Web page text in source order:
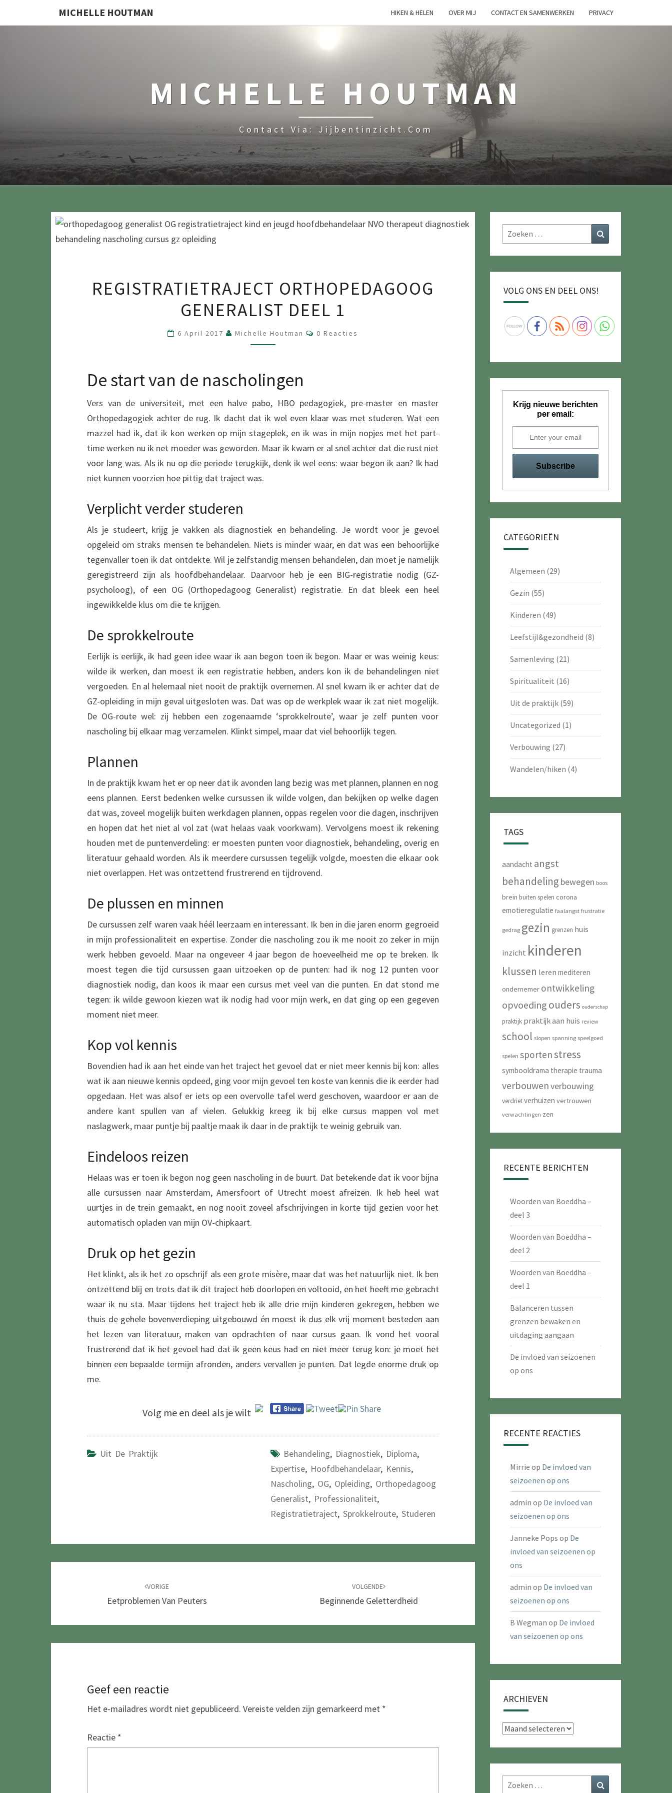
MICHELLE HOUTMAN HIKEN & HELEN OVER MIJ CONTACT EN SAMENWERKEN PRIVACY
MICHELLE HOUTMAN
Contact Via: Jijbentinzicht.com
ORTHOPEDAGOOG
GENERALIST
DEEL
1
REGISTRATIETRAJECT ORTHOPEDAGOOG
GENERALIST DEEL 1
6 April 2017 Michelle Houtman Reacties
0 Reacties
De start van de nascholingen
Vers van de universiteit, met een halve pabo, HBO pedagogiek, pre-master en master
Orthopedagogiek achter de rug. Ik dacht dat ik wel even klaar was met studeren. Wat een
mazzel had ik, dat ik kon werken op mijn stageplek, en ik was in mijn nopjes met het part-
time werken nu ik net moeder was geworden. Maar ik kwam er al snel achter dat die rust niet
voor lang was. Als ik nu op die periode terugkijk, denk ik wel eens: waar begon ik aan? Ik had
niet kunnen voorzien hoe pittig dat traject was.
Verplicht verder studeren
Als je studeert, krijg je vakken als diagnostiek en behandeling. Je wordt voor je gevoel
opgeleid om straks mensen te behandelen. Niets is minder waar, en dat was een behoorlijke
tegenvaller toen ik dat ontdekte. Wil je zelfstandig mensen behandelen, dan moet je namelijk
geregistreerd zijn als hoofdbehandelaar. Daarvoor heb je een BIG-registratie nodig (GZ-
psycholoog), of een OG (Orthopedagoog Generalist) registratie. En dat bleek een heel
ingewikkelde klus om die te krijgen.
De sprokkelroute
Eerlijk is eerlijk, ik had geen idee waar ik aan begon toen ik begon. Maar er was weinig keus:
wilde ik werken, dan moest ik een registratie hebben, anders kon ik de behandelingen niet
vergoeden. En al helemaal niet nooit de praktijk overnemen. Al snel kwam ik er achter dat de
GZ-opleiding in mijn geval uitgesloten was. Dat was op de werkplek waar ik zat niet mogelijk.
De OG-route wel: zij hebben een zogenaamde ‘sprokkelroute’, waar je zelf punten voor
nascholing bij elkaar mag verzamelen. Klinkt simpel, maar dat viel behoorlijk tegen.
Plannen
In de praktijk kwam het er op neer dat ik avonden lang bezig was met plannen, plannen en nog
eens plannen. Eerst bedenken welke cursussen ik wilde volgen, dan bekijken op welke dagen
dat was, zoveel mogelijk buiten werkdagen plannen, oppas regelen voor die dagen, inschrijven
en hopen dat het niet al vol zat (wat helaas vaak voorkwam). Vervolgens moest ik rekening
houden met de puntenverdeling: er moesten punten voor diagnostiek, behandeling, overig en
literatuur gehaald worden. Als ik meerdere cursussen tegelijk volgde, moesten die elkaar ook
niet overlappen. Het was ontzettend frustrerend en tijdrovend.
De plussen en minnen
De cursussen zelf waren vaak héél leerzaam en interessant. Ik ben in die jaren enorm gegroeid
in mijn professionaliteit en expertise. Zonder die nascholing zou ik me nooit zo zeker in mijn
werk hebben gevoeld. Maar na ongeveer 4 jaar begon de hoeveelheid me op te breken. Ik
moest tegen die tijd cursussen gaan uitzoeken op de punten: had ik nog 12 punten voor
diagnostiek nodig, dan koos ik maar een cursus met veel van die punten. En dat stond me
tegen: ik wilde gewoon kiezen wat ik nodig had voor mijn werk, en dat ging op een gegeven
moment niet meer.
Kop vol kennis
Bovendien had ik aan het einde van het traject het gevoel dat er niet meer kennis bij kon: alles
wat ik aan nieuwe kennis opdeed, ging voor mijn gevoel ten koste van kennis die ik eerder had
opgedaan. Het was alsof er iets op een overvolle tafel werd geschoven, waardoor er aan de
andere kant spullen van af vielen. Gelukkig kreeg ik bij elke cursus mappen vol met
naslagwerk, maar puntje bij paaltje maak ik daar in de praktijk te weinig gebruik van.
Eindeloos reizen
Helaas was er toen ik begon nog geen nascholing in de buurt. Dat betekende dat ik voor bijna
alle cursussen naar Amsterdam, Amersfoort of Utrecht moest afreizen. Ik heb heel wat
uurtjes in de trein gemaakt, en nog nooit zoveel afschrijvingen in korte tijd gezien voor het
automatisch opladen van mijn OV-chipkaart.
Druk op het gezin
Het klinkt, als ik het zo opschrijf als een grote misère, maar dat was het natuurlijk niet. Ik ben
ontzettend blij en trots dat ik dit traject heb doorlopen en voltooid, en het heeft me gebracht
waar ik nu sta. Maar tijdens het traject heb ik alle drie mijn kinderen gekregen, hebben we
thuis de gehele bovenverdieping uitgebouwd én moest ik dus elk vrij moment besteden aan
het lezen van literatuur, maken van opdrachten of naar cursus gaan. Ik vond het vooral
frustrerend dat ik het gevoel had dat ik geen keus had en niet meer terug kon: je moet het
binnen een bepaalde termijn afronden, anders vervallen je punten. Dat legde enorme druk op
me.
Volg me en deel als je wilt
Uit De Praktijk Behandeling, Diagnostiek, Diploma,
Expertise, Hoofdbehandelaar, Kennis,
Nascholing, OG, Opleiding, Orthopedagoog
Generalist, Professionaliteit,
Registratietraject, Sprokkelroute, Studeren
berichten
VORIGE
Eetproblemen Van Peuters
VOLGENDE
Beginnende Geletterdheid
Geef een reactie
Het e-mailadres wordt niet gepubliceerd. Vereiste velden zijn gemarkeerd met *
Reactie *
Zoeken
naar:
VOLG ONS EN DEEL ONS!
Krijg nieuwe berichten
per email:
CATEGORIEËN
Algemeen (29)
Gezin (55)
Kinderen (49)
Leefstijl&gezondheid (8)
Samenleving (21)
Spiritualiteit (16)
Uit de praktijk(59)
Uncategorized (1)
Verbouwing (27)
Wandelen/hiken (4)
TAGS
aandacht angst
behandeling bewegen boos
brein buiten spelen corona
emotieregulatie faalangst frustratie
gedrag gezin grenzen huis
inzicht kinderen
klussen leren mediteren
ondernemer ontwikkeling
opvoeding ouders ouderschap
praktijk praktijk aan huis review
school slopen spanning speelgoed
spelen sportenstress
symbooldrama therapie trauma
verbouwenverbouwing
verdriet verhuizen vertrouwen
verwachtingen zen
RECENTE BERICHTEN
Woorden van Boeddha –
deel 3
Woorden van Boeddha –
deel 2
Woorden van Boeddha –
deel 1
Balanceren tussen
grenzen bewaken en
uitdaging aangaan
De invloed van seizoenen
op ons
RECENTE REACTIES
Mirrie op De invloed van
seizoenen op ons
admin op De invloed van
seizoenen op ons
Janneke Pops op De
invloed van seizoenen op
ons
admin op De invloed van
seizoenen op ons
B Wegman op De invloed
van seizoenen op ons
ARCHIEVEN
Archieven
Zoeken